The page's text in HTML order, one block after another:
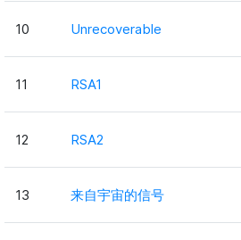
10 Unrecoverable
11 RSA1
12 RSA2
13 来自宇宙的信号